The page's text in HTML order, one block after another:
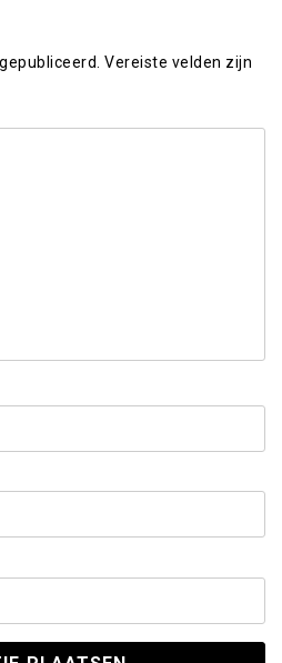
Vereiste velden zijn